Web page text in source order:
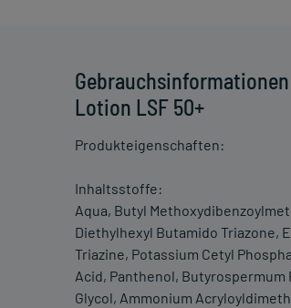
Lotion LSF 50+
Produkteigenschaften:
Inhaltsstoffe:
Aqua, Butyl
Diethylhexyl Butamido Triazone,
Triazine, Potassium Cetyl
Acid, Panthenol, Butyrospermum
Glycol, Ammonium